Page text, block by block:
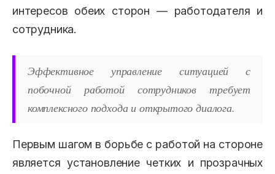
интересов обеих сторон — работодателя и
сотрудника.
Эффективное управление ситуацией с
побочной работой сотрудников требует
комплексного подхода и открытого диалога.
Первым шагом в борьбе с работой на стороне
является установление четких и прозрачных